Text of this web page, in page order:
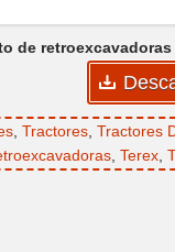
de
Tractores Tractores
Terex